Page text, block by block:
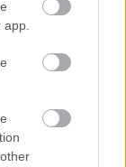
αγώνες σήμερα
TV του
News